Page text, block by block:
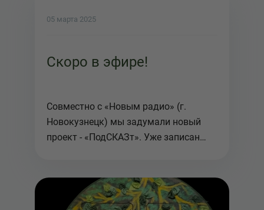
05 марта 2025
Скоро в эфире!
Совместно с «Новым радио» (г.
Новокузнецк) мы задумали новый
проект - «ПодСКАЗт». Уже записан